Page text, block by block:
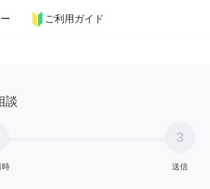
ご利用ガイド
ペット 料理
談
時
3
送信